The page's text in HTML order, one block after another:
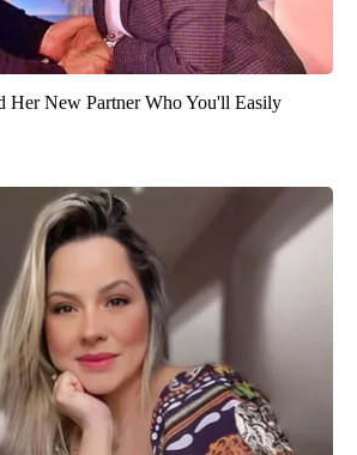
Her New Partner Who You'll Easily